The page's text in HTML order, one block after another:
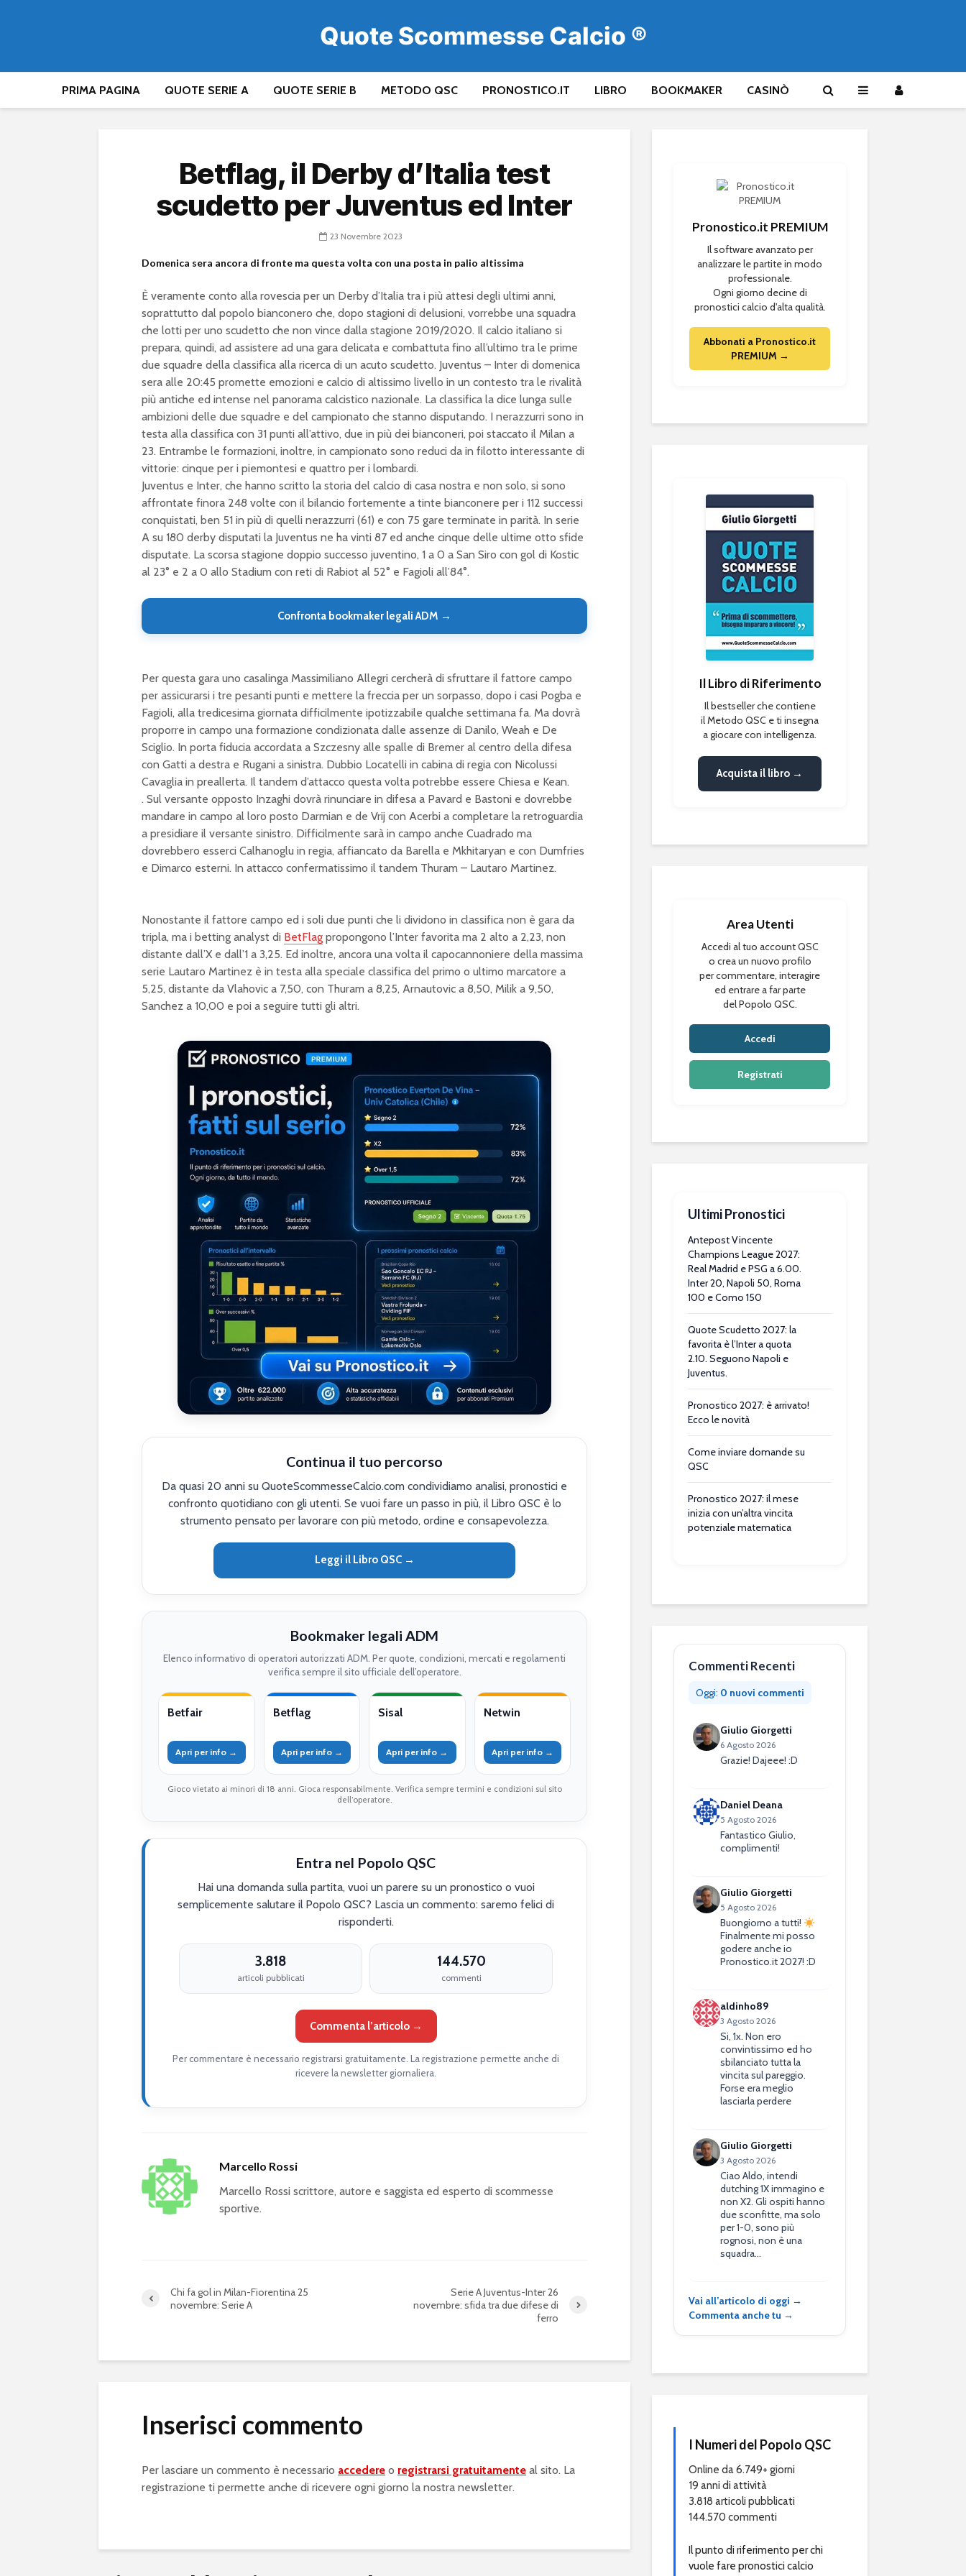
Quote Scommesse Calcio ®
PRIMA PAGINA QUOTE SERIE A QUOTE SERIE B METODO QSC PRONOSTICO.IT LIBRO BOOKMAKER CASINÒ
Betflag, il Derby d’Italia test
scudetto per Juventus ed Inter
23 Novembre 2023
Domenica sera ancora di fronte ma questa volta con una posta in palio altissima
È veramente conto alla rovescia per un Derby d’Italia tra i più attesi degli ultimi anni,
soprattutto dal popolo bianconero che, dopo stagioni di delusioni, vorrebbe una squadra
che lotti per uno scudetto che non vince dalla stagione 2019/2020. Il calcio italiano si
prepara, quindi, ad assistere ad una gara delicata e combattuta fino all’ultimo tra le prime
due squadre della classifica alla ricerca di un acuto scudetto. Juventus – Inter di domenica
sera alle 20:45 promette emozioni e calcio di altissimo livello in un contesto tra le rivalità
più antiche ed intense nel panorama calcistico nazionale. La classifica la dice lunga sulle
ambizioni delle due squadre e del campionato che stanno disputando. I nerazzurri sono in
testa alla classifica con 31 punti all’attivo, due in più dei bianconeri, poi staccato il Milan a
23. Entrambe le formazioni, inoltre, in campionato sono reduci da in filotto interessante di
vittorie: cinque per i piemontesi e quattro per i lombardi.
Juventus e Inter, che hanno scritto la storia del calcio di casa nostra e non solo, si sono
affrontate finora 248 volte con il bilancio fortemente a tinte bianconere per i 112 successi
conquistati, ben 51 in più di quelli nerazzurri (61) e con 75 gare terminate in parità. In serie
A su 180 derby disputati la Juventus ne ha vinti 87 ed anche cinque delle ultime otto sfide
disputate. La scorsa stagione doppio successo juventino, 1 a 0 a San Siro con gol di Kostic
al 23° e 2 a 0 allo Stadium con reti di Rabiot al 52° e Fagioli all’84°.
Confronta bookmaker legali ADM →
Per questa gara uno casalinga Massimiliano Allegri cercherà di sfruttare il fattore campo
per assicurarsi i tre pesanti punti e mettere la freccia per un sorpasso, dopo i casi Pogba e
Fagioli, alla tredicesima giornata difficilmente ipotizzabile qualche settimana fa. Ma dovrà
proporre in campo una formazione condizionata dalle assenze di Danilo, Weah e De
Sciglio. In porta fiducia accordata a Szczesny alle spalle di Bremer al centro della difesa
con Gatti a destra e Rugani a sinistra. Dubbio Locatelli in cabina di regia con Nicolussi
Cavaglia in preallerta. Il tandem d’attacco questa volta potrebbe essere Chiesa e Kean.
. Sul versante opposto Inzaghi dovrà rinunciare in difesa a Pavard e Bastoni e dovrebbe
mandare in campo al loro posto Darmian e de Vrij con Acerbi a completare la retroguardia
a presidiare il versante sinistro. Difficilmente sarà in campo anche Cuadrado ma
dovrebbero esserci Calhanoglu in regia, affiancato da Barella e Mkhitaryan e con Dumfries
e Dimarco esterni. In attacco confermatissimo il tandem Thuram – Lautaro Martinez.
Nonostante il fattore campo ed i soli due punti che li dividono in classifica non è gara da
tripla, ma i betting analyst di BetFlag propongono l’Inter favorita ma 2 alto a 2,23, non
distante dall’X e dall’1 a 3,25. Ed inoltre, ancora una volta il capocannoniere della massima
serie Lautaro Martinez è in testa alla speciale classifica del primo o ultimo marcatore a
5,25, distante da Vlahovic a 7,50, con Thuram a 8,25, Arnautovic a 8,50, Milik a 9,50,
Sanchez a 10,00 e poi a seguire tutti gli altri.
Continua il tuo percorso
Da quasi 20 anni su QuoteScommesseCalcio.com condividiamo analisi, pronostici e
confronto quotidiano con gli utenti. Se vuoi fare un passo in più, il Libro QSC è lo
strumento pensato per lavorare con più metodo, ordine e consapevolezza.
Leggi il Libro QSC →
Bookmaker legali ADM
Elenco informativo di operatori autorizzati ADM. Per quote, condizioni, mercati e regolamenti
verifica sempre il sito ufficiale dell’operatore.
Betfair
Apri per info →
Betflag
Apri per info →
Sisal
Apri per info →
Netwin
Apri per info →
Gioco vietato ai minori di 18 anni. Gioca responsabilmente. Verifica sempre termini e condizioni sul sito
dell’operatore.
Entra nel Popolo QSC
Hai una domanda sulla partita, vuoi un parere su un pronostico o vuoi
semplicemente salutare il Popolo QSC? Lascia un commento: saremo felici di
risponderti.
3.818
articoli pubblicati
144.570
commenti
Commenta l’articolo →
Per commentare è necessario registrarsi gratuitamente. La registrazione permette anche di
ricevere la newsletter giornaliera.
Marcello Rossi
Marcello Rossi scrittore, autore e saggista ed esperto di scommesse
sportive.
Chi fa gol in Milan-Fiorentina 25
novembre: Serie A
Serie A Juventus-Inter 26
novembre: sfida tra due difese di
ferro
Inserisci commento
Per lasciare un commento è necessario accedere o registrarsi gratuitamente al sito. La
registrazione ti permette anche di ricevere ogni giorno la nostra newsletter.
Pronostico.it PREMIUM
Il software avanzato per
analizzare le partite in modo
professionale.
Ogni giorno decine di
pronostici calcio d'alta qualità.
Abbonati a Pronostico.it
PREMIUM →
Il Libro di Riferimento
Il bestseller che contiene
il Metodo QSC e ti insegna
a giocare con intelligenza.
Acquista il libro →
Area Utenti
Accedi al tuo account QSC
o crea un nuovo profilo
per commentare, interagire
ed entrare a far parte
del Popolo QSC.
Accedi
Registrati
Ultimi Pronostici
Antepost Vincente
Champions League 2027:
Real Madrid e PSG a 6.00.
Inter 20, Napoli 50, Roma
100 e Como 150
Quote Scudetto 2027: la
favorita è l’Inter a quota
2.10. Seguono Napoli e
Juventus.
Pronostico 2027: è arrivato!
Ecco le novità
Come inviare domande su
QSC
Pronostico 2027: il mese
inizia con un’altra vincita
potenziale matematica
Commenti Recenti
Oggi: 0 nuovi commenti
Giulio Giorgetti
6 Agosto 2026
Grazie! Dajeee! :D
Daniel Deana
5 Agosto 2026
Fantastico Giulio,
complimenti!
Giulio Giorgetti
5 Agosto 2026
Buongiorno a tutti!
Finalmente mi posso
godere anche io
Pronostico.it 2027! :D
aldinho89
3 Agosto 2026
Si, 1x. Non ero
convintissimo ed ho
sbilanciato tutta la
vincita sul pareggio.
Forse era meglio
lasciarla perdere
Giulio Giorgetti
3 Agosto 2026
Ciao Aldo, intendi
dutching 1X immagino e
non X2. Gli ospiti hanno
due sconfitte, ma solo
per 1-0, sono più
rognosi, non è una
squadra…
Vai all’articolo di oggi →
Commenta anche tu →
I Numeri del Popolo QSC
Online da 6.749+ giorni
19 anni di attività
3.818 articoli pubblicati
144.570 commenti
Il punto di riferimento per chi
vuole fare pronostici calcio